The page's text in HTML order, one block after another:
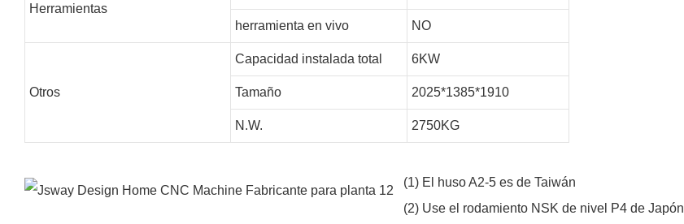
Herramientas
herramienta en vivo NO
Otros
Capacidad instalada total 6KW
Tamaño 2025*1385*1910
N.W. 2750KG
(1) El huso A2-5 es de Taiwán
(2) Use el rodamiento NSK de nivel P4 de Japón